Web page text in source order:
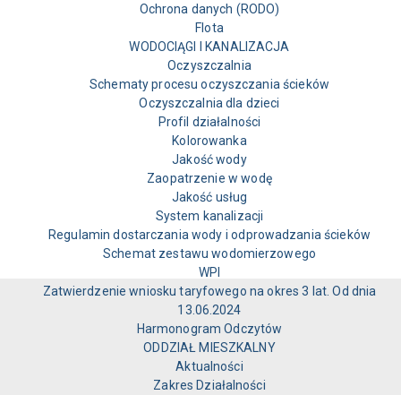
Ochrona danych (RODO)
Flota
WODOCIĄGI I KANALIZACJA
Oczyszczalnia
Schematy procesu oczyszczania ścieków
Oczyszczalnia dla dzieci
Profil działalności
Kolorowanka
Jakość wody
Zaopatrzenie w wodę
Jakość usług
System kanalizacji
Regulamin dostarczania wody i odprowadzania ścieków
Schemat zestawu wodomierzowego
WPI
Zatwierdzenie wniosku taryfowego na okres 3 lat. Od dnia
13.06.2024
Harmonogram Odczytów
ODDZIAŁ MIESZKALNY
Aktualności
Zakres Działalności